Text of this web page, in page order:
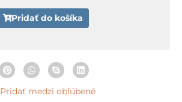
Pridať do košíka
Pridať medzi obľúbené